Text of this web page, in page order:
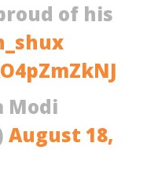
of his
Modi
August 18,